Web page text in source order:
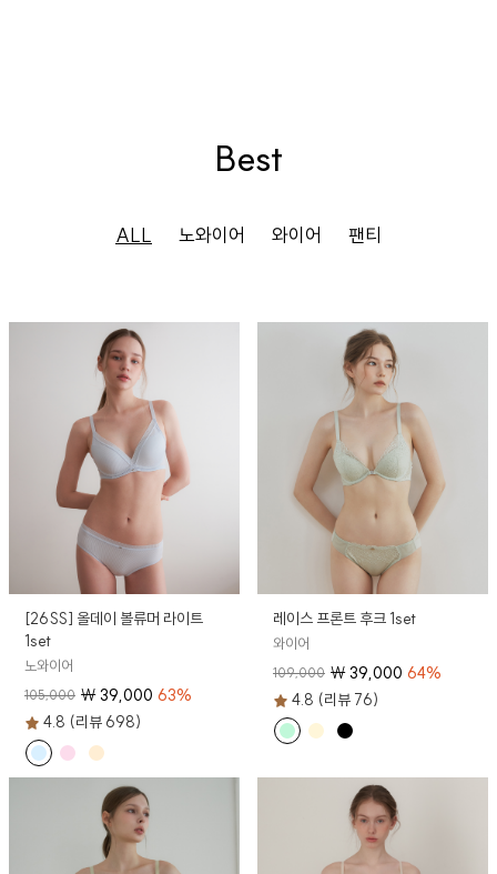
Best
ALL 노와이어 와이어 팬티
[26SS] 올데이 볼류머 라이트
1set
노와이어
105,000 ₩39,000 63%
4.8 (리뷰 698)
레이스 프론트 후크 1set
와이어
109,000 ₩39,000 64%
4.8 (리뷰 76)